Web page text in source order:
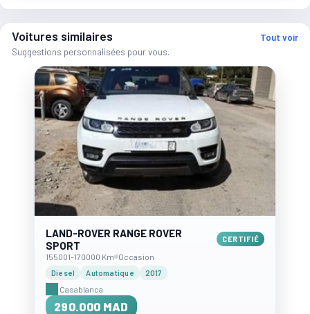
Voitures similaires
Suggestions personnalisées pour vous.
Tout voir
LAND-ROVER RANGE ROVER
SPORT
CERTIFIÉ
155001-170000 Km Occasion
Diesel Automatique 2017
Casablanca
290.000 MAD